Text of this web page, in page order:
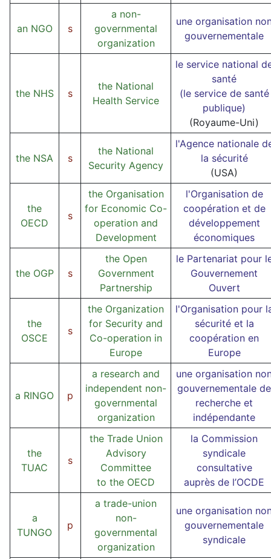
an NGO s
a non-
governmental
organization
une organisation
gouvernementale
the NHS s
the National
Health Service
le service national
santé
(le service de santé
publique)
(Royaume-Uni)
the NSA s
the National
Security Agency
l'Agence nationale
la sécurité
(USA)
the
OECD
s
the Organisation
for Economic Co-
operation and
Development
l'Organisation de
coopération et de
développement
économiques
the OGP s
the Open
Government
Partnership
le Partenariat pour
Gouvernement
Ouvert
the
OSCE
s
the Organization
for Security and
Co-operation in
Europe
l'Organisation pour
sécurité et la
coopération en
Europe
a RINGO p
a research and
independent non-
governmental
organization
une organisation
gouvernementale de
recherche et
indépendante
the
TUAC
s
the Trade Union
Advisory
Committee
to the OECD
la Commission
syndicale
consultative
auprès de l’OCDE
a
TUNGO
p
a trade-union
non-
governmental
organization
une organisation
gouvernementale
syndicale